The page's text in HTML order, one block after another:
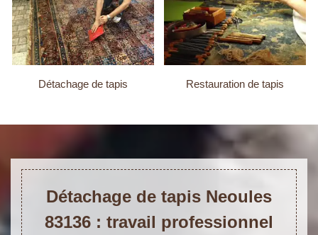
Détachage de tapis Restauration de tapis
Détachage de tapis Neoules
83136 : travail professionnel